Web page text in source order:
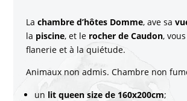
La chambre d’hôtes Domme, ave sa
la piscine, et le rocher de Caudon,
flanerie et à la quiétude.
Animaux non admis. Chambre non
un lit queen size de 160x200cm;